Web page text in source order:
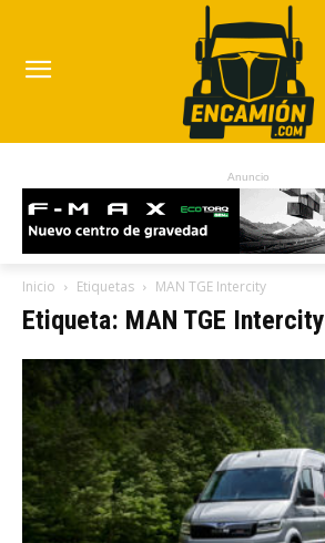
Anuncio
Inicio Etiquetas MAN TGE Intercity
Etiqueta: MAN TGE Intercity